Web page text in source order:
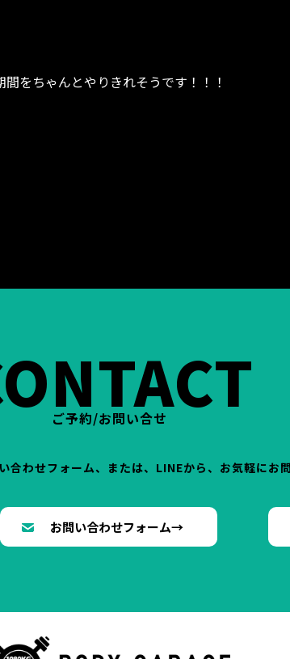
をちゃんとやりきれそうです！！！
トレーニング富山県 高岡市 東中川町 ヒ
ご予約/お問い合せ
合わせフォーム、または、LINEから、お気軽にお
お問い合わせフォーム→